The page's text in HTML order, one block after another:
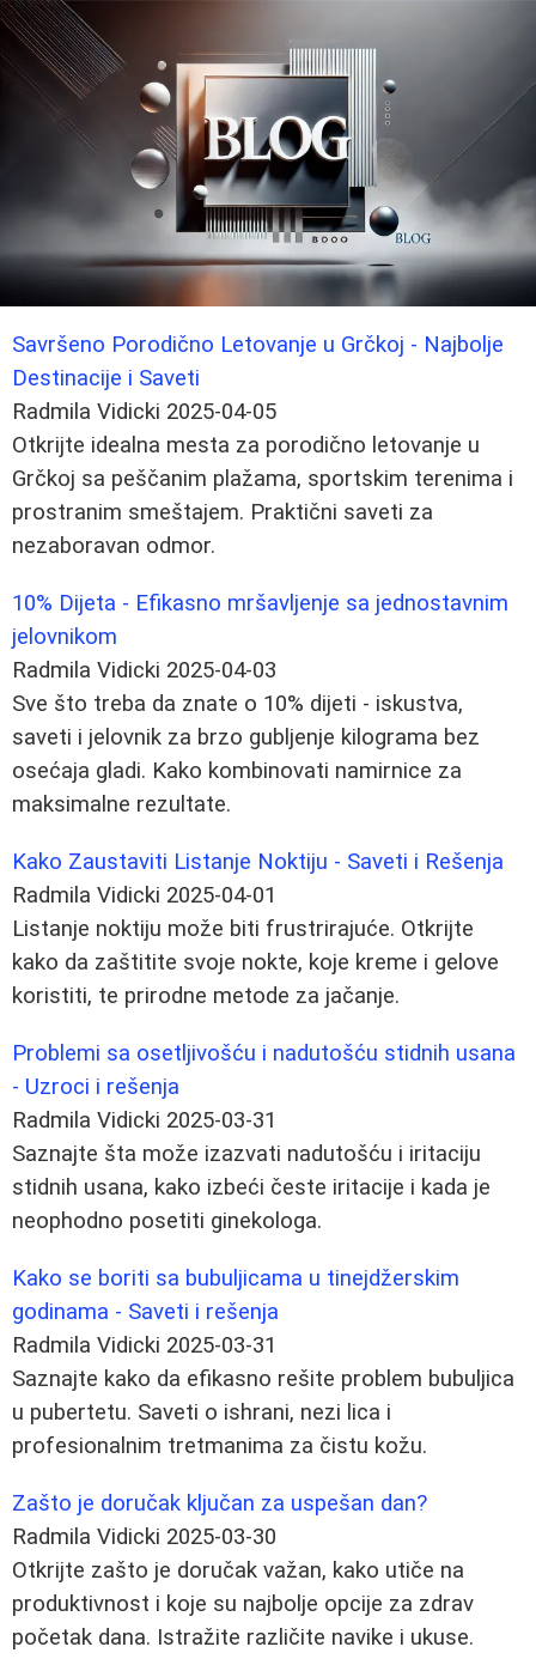
Savršeno Porodično Letovanje u Grčkoj - Najbolje
Destinacije i Saveti
Radmila Vidicki 2025-04-05
Otkrijte idealna mesta za porodično letovanje u
Grčkoj sa peščanim plažama, sportskim terenima i
prostranim smeštajem. Praktični saveti za
nezaboravan odmor.
10% Dijeta - Efikasno mršavljenje sa jednostavnim
jelovnikom
Radmila Vidicki 2025-04-03
Sve što treba da znate o 10% dijeti - iskustva,
saveti i jelovnik za brzo gubljenje kilograma bez
osećaja gladi. Kako kombinovati namirnice za
maksimalne rezultate.
Kako Zaustaviti Listanje Noktiju - Saveti i Rešenja
Radmila Vidicki 2025-04-01
Listanje noktiju može biti frustrirajuće. Otkrijte
kako da zaštitite svoje nokte, koje kreme i gelove
koristiti, te prirodne metode za jačanje.
Problemi sa osetljivošću i nadutošću stidnih usana
- Uzroci i rešenja
Radmila Vidicki 2025-03-31
Saznajte šta može izazvati nadutošću i iritaciju
stidnih usana, kako izbeći česte iritacije i kada je
neophodno posetiti ginekologa.
Kako se boriti sa bubuljicama u tinejdžerskim
godinama - Saveti i rešenja
Radmila Vidicki 2025-03-31
Saznajte kako da efikasno rešite problem bubuljica
u pubertetu. Saveti o ishrani, nezi lica i
profesionalnim tretmanima za čistu kožu.
Zašto je doručak ključan za uspešan dan?
Radmila Vidicki 2025-03-30
Otkrijte zašto je doručak važan, kako utiče na
produktivnost i koje su najbolje opcije za zdrav
početak dana. Istražite različite navike i ukuse.